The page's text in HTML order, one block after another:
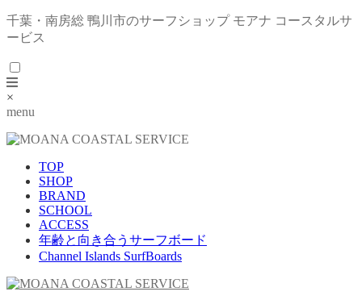
千葉・南房総 鴨川市のサーフショップ モアナ コースタルサ
ービス
×
menu
TOP
SHOP
BRAND
SCHOOL
ACCESS
年齢と向き合うサーフボード
Channel Islands SurfBoards